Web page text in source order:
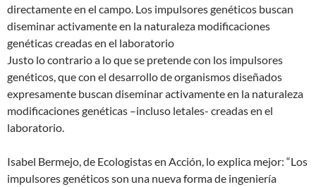
directamente en el campo. Los impulsores genéticos buscan
diseminar activamente en la naturaleza modificaciones
genéticas creadas en el laboratorio
Justo lo contrario a lo que se pretende con los impulsores
genéticos, que con el desarrollo de organismos diseñados
expresamente buscan diseminar activamente en la naturaleza
modificaciones genéticas –incluso letales- creadas en el
laboratorio.
Isabel Bermejo, de Ecologistas en Acción, lo explica mejor: “Los
impulsores genéticos son una nueva forma de ingeniería